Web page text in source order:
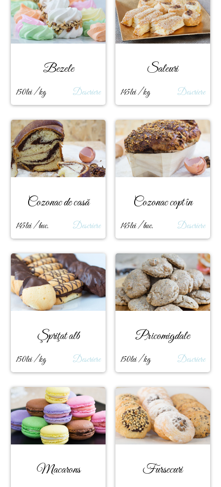
Bezele
150lei / kg Descriere
Saleuri
145lei / kg Descriere
Cozonac de casă
145lei / buc. Descriere
Cozonac copt în
145lei / buc. Descriere
Şpriţat alb
150lei / kg Descriere
Pricomigdale
150lei / kg Descriere
Macarons Fursecuri